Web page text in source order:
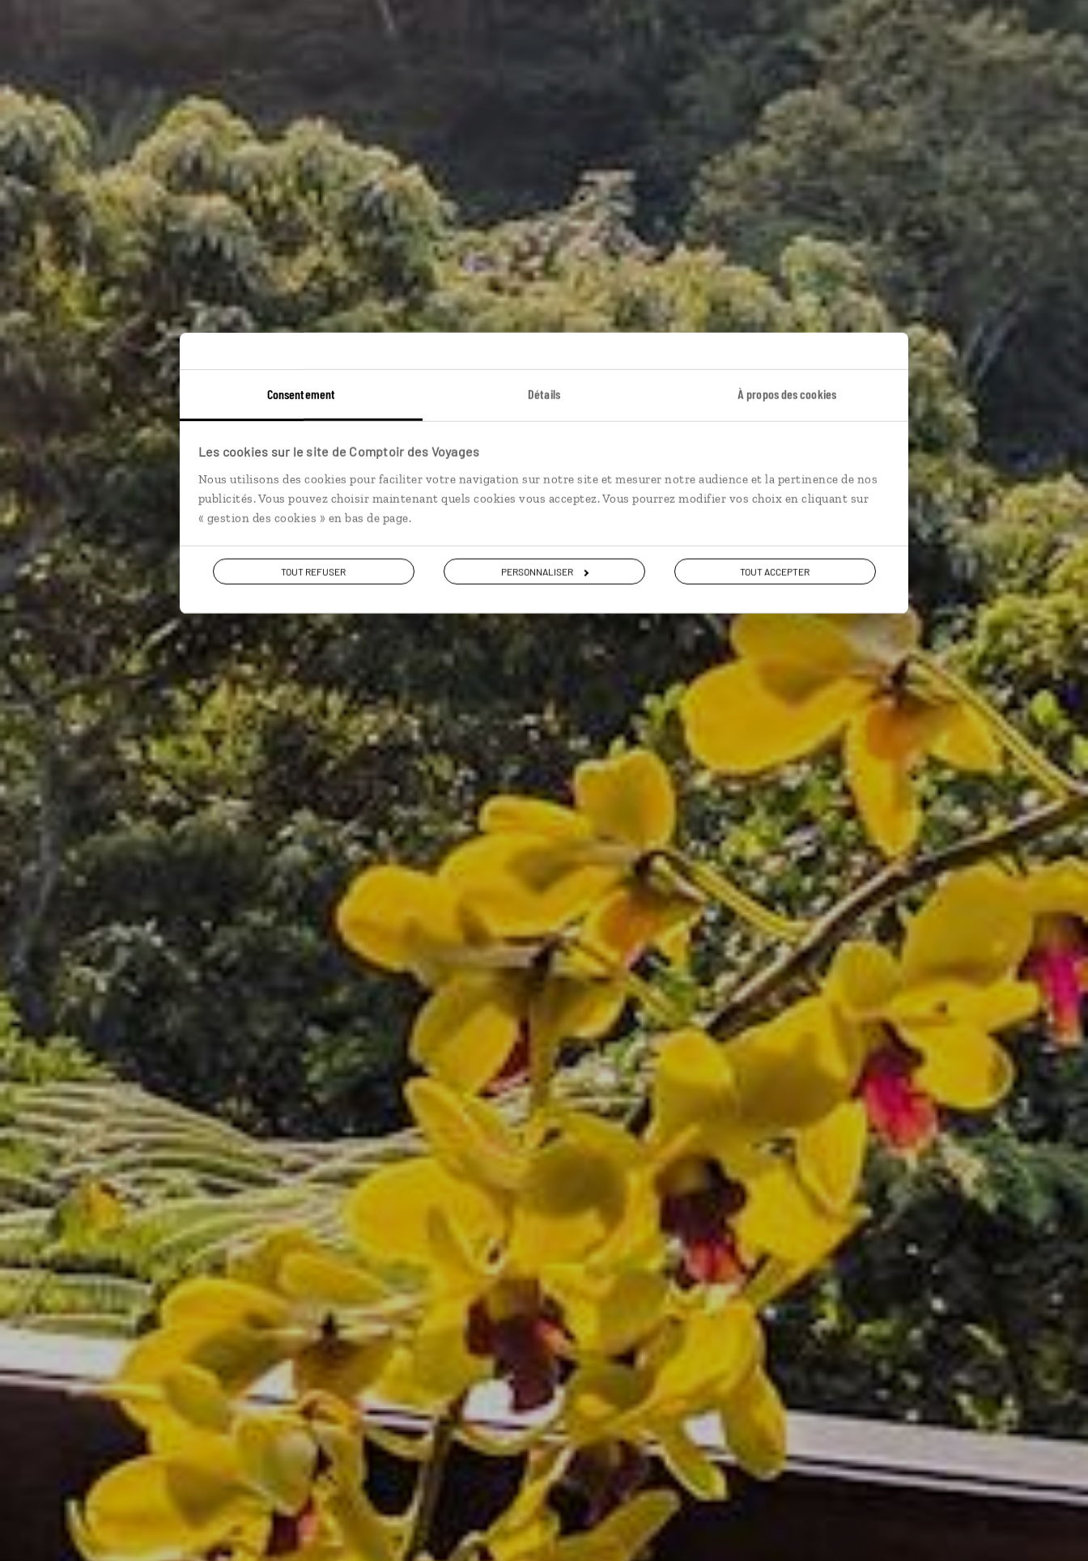
Consentement Détails À propos des cookies
Les cookies sur le site de Comptoir des Voyages
Nous utilisons des cookies pour faciliter votre navigation sur notre site et mesurer notre audience et la pertinence de nos
publicités. Vous pouvez choisir maintenant quels cookies vous acceptez. Vous pourrez modifier vos choix en cliquant sur
« gestion des cookies » en bas de page.
TOUT REFUSER PERSONNALISER TOUT ACCEPTER
Bali tout en douceur
Circuit bien-être à Bali : prendre soin de soi dans un décor apaisant.
VOIR LA GALERIE PHOTOS